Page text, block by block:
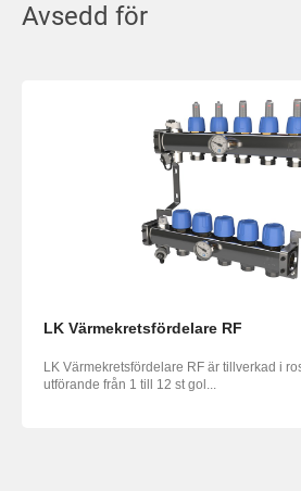
Avsedd för
LK Värmekretsfördelare RF
LK Värmekretsfördelare RF är tillverkad i
utförande från 1 till 12 st gol...